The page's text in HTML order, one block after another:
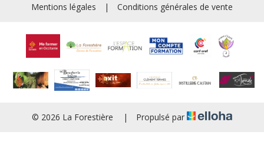
Mentions légales | Conditions générales de vente
© 2026 La Forestière | Propulsé par